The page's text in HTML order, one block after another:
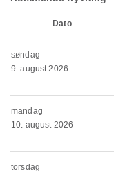
Dato
søndag
9. august 2026
mandag
10. august 2026
torsdag